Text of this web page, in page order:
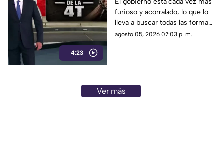
4:23
forma de callar a sus
opositores
El gobierno está cada vez más
furioso y acorralado, lo que lo
lleva a buscar todas las formas
posibles de callar a sus
extorsiones o el cobro de piso.
agosto 05, 2026 02:03 p. m.
Ver más